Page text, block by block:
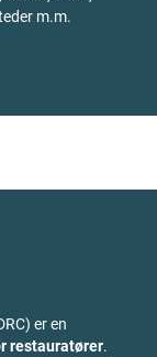
m.m.
er en
restauratører.